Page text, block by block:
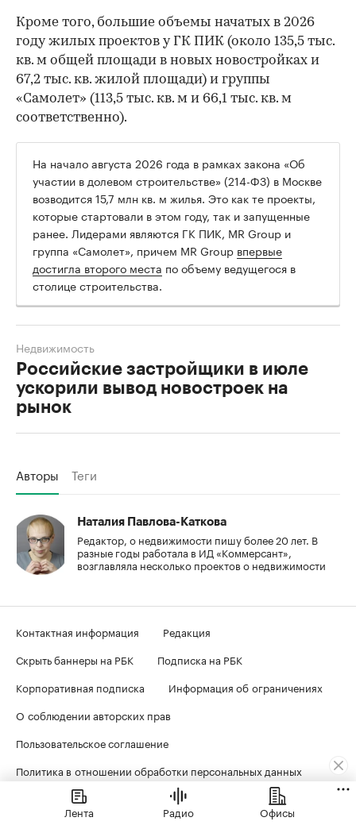
Кроме того, большие объемы начатых в 2026
году жилых проектов у ГК ПИК (около 135,5 тыс.
кв. м общей площади в новых новостройках и
67,2 тыс. кв. жилой площади) и группы
«Самолет» (113,5 тыс. кв. м и 66,1 тыс. кв. м
соответственно).
На начало августа 2026 года в рамках закона «Об
участии в долевом строительстве» (214-ФЗ) в Москве
возводится 15,7 млн кв. м жилья. Это как те проекты,
которые стартовали в этом году, так и запущенные
ранее. Лидерами являются ГК ПИК, MR Group и
группа «Самолет», причем MR Group впервые
достигла второго места по объему ведущегося в
столице строительства.
Российские застройщики в июле
ускорили вывод новостроек на
рынок
Недвижимость
Авторы Теги
Наталия Павлова-Каткова
Редактор, о недвижимости пишу более 20 лет. В
разные годы работала в ИД «Коммерсант»,
возглавляла несколько проектов о недвижимости
Контактная информация
Редакция
Скрыть баннеры на РБК
Подписка на РБК
Корпоративная подписка
Информация об ограничениях
О соблюдении авторских прав
Пользовательское соглашение
Политика в отношении обработки персональных данных
Политика обработки файлов cookie
Лента
Радио Офисы